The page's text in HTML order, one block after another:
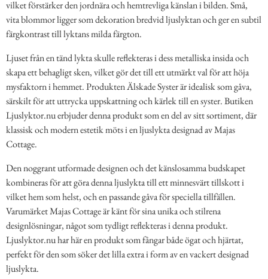
vilket förstärker den jordnära och hemtrevliga känslan i bilden. Små,
vita blommor ligger som dekoration bredvid ljuslyktan och ger en subtil
färgkontrast till lyktans milda färgton.
Ljuset från en tänd lykta skulle reflekteras i dess metalliska insida och
skapa ett behagligt sken, vilket gör det till ett utmärkt val för att höja
mysfaktorn i hemmet. Produkten Älskade Syster är idealisk som gåva,
särskilt för att uttrycka uppskattning och kärlek till en syster. Butiken
Ljuslyktor.nu erbjuder denna produkt som en del av sitt sortiment, där
klassisk och modern estetik möts i en ljuslykta designad av Majas
Cottage.
Den noggrant utformade designen och det känslosamma budskapet
kombineras för att göra denna ljuslykta till ett minnesvärt tillskott i
vilket hem som helst, och en passande gåva för speciella tillfällen.
Varumärket Majas Cottage är känt för sina unika och stilrena
designlösningar, något som tydligt reflekteras i denna produkt.
Ljuslyktor.nu har här en produkt som fångar både ögat och hjärtat,
perfekt för den som söker det lilla extra i form av en vackert designad
ljuslykta.